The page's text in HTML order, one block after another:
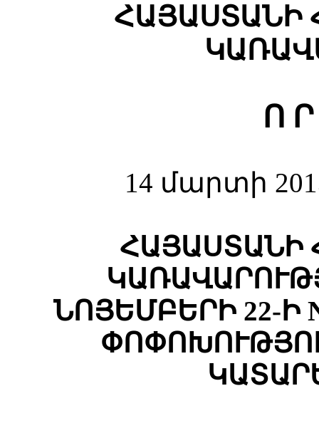
ՀԱՅԱՍՏԱՆԻ
Ո
14 մարտի
ՀԱՅԱՍՏԱՆԻ
ՆՈՅԵՄԲԵՐԻ 22-Ի